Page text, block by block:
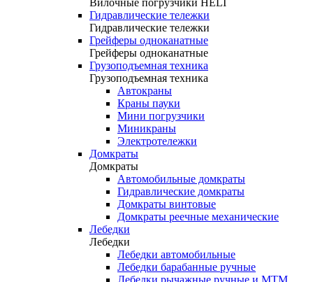
Вилочные погрузчики HELI
Гидравлические тележки
Гидравлические тележки
Грейферы одноканатные
Грейферы одноканатные
Грузоподъемная техника
Грузоподъемная техника
Автокраны
Краны пауки
Мини погрузчики
Миникраны
Электротележки
Домкраты
Домкраты
Автомобильные домкраты
Гидравлические домкраты
Домкраты винтовые
Домкраты реечные механические
Лебедки
Лебедки
Лебедки автомобильные
Лебедки барабанные ручные
Лебедки рычажные ручные и МТМ